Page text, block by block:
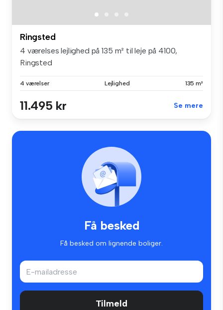
Ringsted
4 værelses lejlighed på 135 m² til leje på 4100,
Ringsted
4 værelser Lejlighed 135 m²
11.495 kr Se mere
Få besked
Få besked om lignende boliger.
Tilmeld